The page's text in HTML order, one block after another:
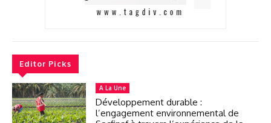
Editor Picks
A La Une
Développement durable :
l’engagement environnemental de